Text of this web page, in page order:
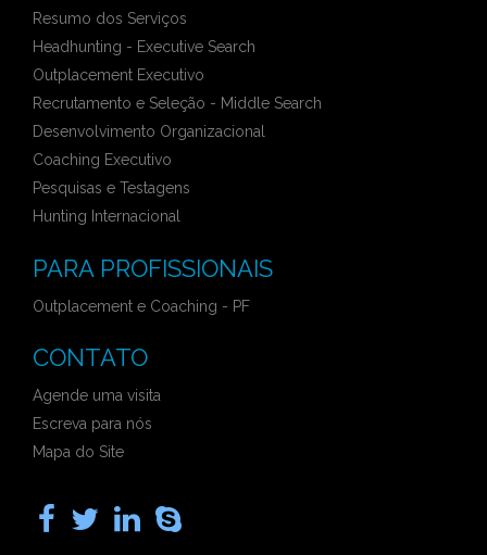
Resumo dos Serviços
Headhunting - Executive Search
Outplacement Executivo
Recrutamento e Seleção - Middle Search
Desenvolvimento Organizacional
Coaching Executivo
Pesquisas e Testagens
Hunting Internacional
PARA PROFISSIONAIS
Outplacement e Coaching - PF
CONTATO
Agende uma visita
Escreva para nós
Mapa do Site